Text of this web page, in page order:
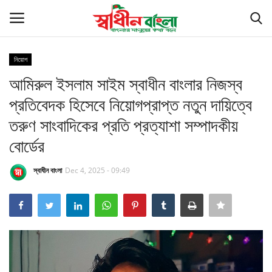
সর্বশেষ
বাংলাদেশ
বিশ্ব
খেলাধুলা
রাজনীতি
নিয়োগ
আমিরুল ইসলাম সাইম স্বাধীন বাংলার নিজস্ব
প্রতিবেদক হিসেবে নিয়োগপ্রাপ্ত নতুন দায়িত্বে
তরুণ সাংবাদিকের প্রতি প্রত্যাশা সম্পাদকীয়
বোর্ডের
স্বাধীন বাংলা Dec 4, 2025 - 09:49